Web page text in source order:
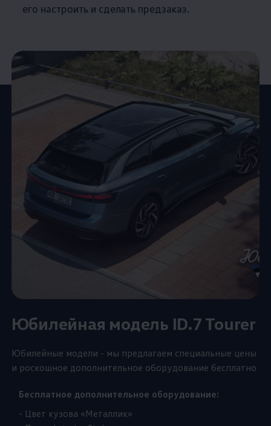
его настроить и сделать предзаказ.
Юбилейная модель ID.7 Tourer
Юбилейные модели - мы предлагаем специальные цены
и роскошное дополнительное оборудование бесплатно
Бесплатное дополнительное оборудование:
- Цвет кузова «Металлик»